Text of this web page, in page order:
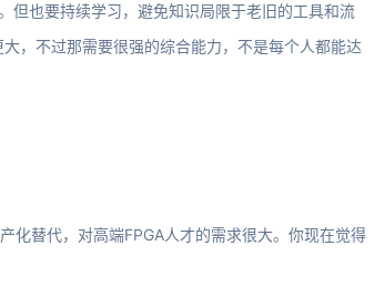
但也要持续学习，避免知识局限于老旧的工具和流
，不过那需要很强的综合能力，不是每个人都能达
化替代，对高端FPGA人才的需求很大。你现在觉得